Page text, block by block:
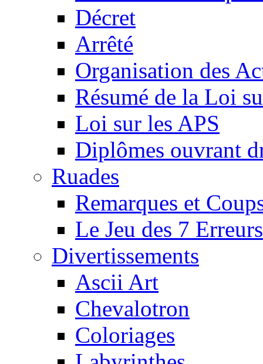
Décret
Arrêté
Organisation des
Résumé de la Loi
Loi sur les APS
Diplômes ouvrant
Ruades
Remarques et
Le Jeu des 7 Erreurs
Divertissements
Ascii Art
Chevalotron
Coloriages